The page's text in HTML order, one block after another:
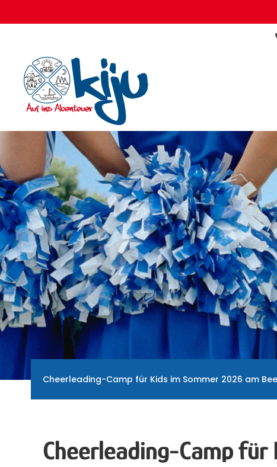
Cheerleading-Camp für Kids im Sommer 2026 am
Cheerleading-Camp